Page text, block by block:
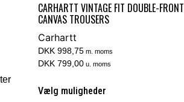
CARHARTT VINTAGE FIT DOUBLE-FRONT
CANVAS TROUSERS
Carhartt
DKK 998,75m. moms
DKK 799,00u. moms
Vælg muligheder